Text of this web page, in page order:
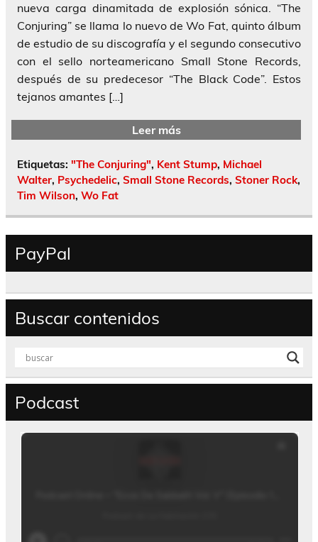
nueva carga dinamitada de explosión sónica. “The
Conjuring” se llama lo nuevo de Wo Fat, quinto álbum
de estudio de su discografía y el segundo consecutivo
con el sello norteamericano Small Stone Records,
después de su predecesor “The Black Code”. Estos
tejanos amantes […]
Leer más
Etiquetas: "The Conjuring", Kent Stump, Michael
Walter, Psychedelic, Small Stone Records, Stoner Rock,
Tim Wilson, Wo Fat
PayPal
Buscar contenidos
Podcast